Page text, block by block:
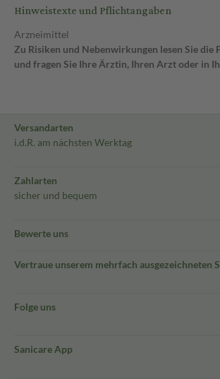
Hinweistexte und Pflichtangaben
Arzneimittel
Zu Risiken und Nebenwirkungen lesen Sie die
und fragen Sie Ihre Ärztin, Ihren Arzt oder in
Versandarten
i.d.R. am nächsten Werktag
Zahlarten
sicher und bequem
Bewerte uns
Vertraue unserem mehrfach ausgezeichneten
Folge uns
Sanicare App